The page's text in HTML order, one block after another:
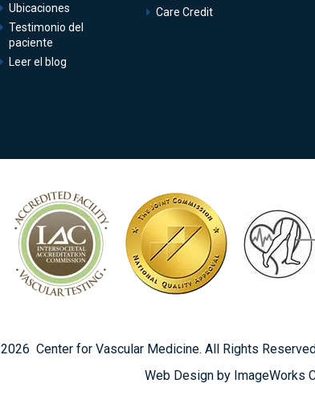
Ubicaciones
Testimonio del
paciente
Leer el blog
Care Credit
2026 Center for Vascular Medicine. All Rights
Web Design by ImageWorks